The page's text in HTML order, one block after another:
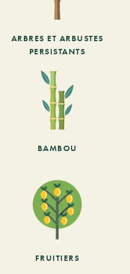
ARBRES ET ARBUSTES
PERSISTANTS
BAMBOU
FRUITIERS